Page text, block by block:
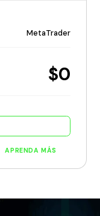
MetaTrader
$0
APRENDA MÁS